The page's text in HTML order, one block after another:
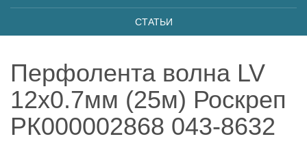
СТАТЬИ
Перфолента волна LV
12х0.7мм (25м) Роскреп
РК000002868 043-8632